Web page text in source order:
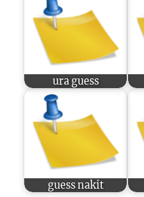
ura guess
guess nakit